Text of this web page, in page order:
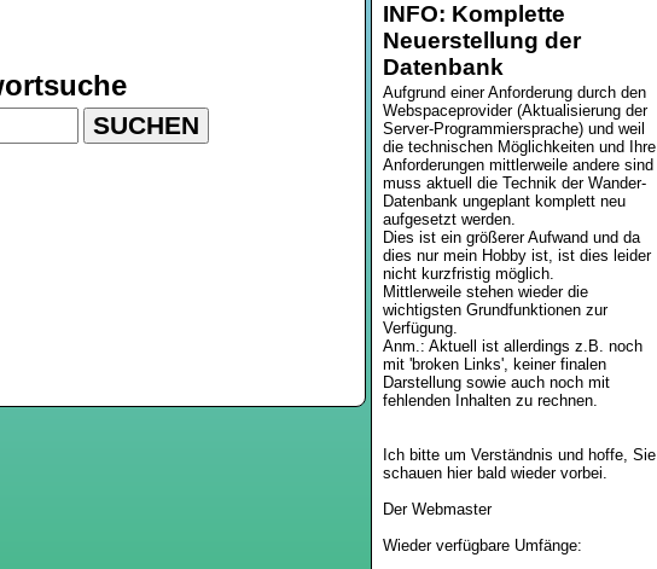
INFO: Komplette
Neuerstellung der
Datenbank
Aufgrund einer Anforderung durch den
Webspaceprovider (Aktualisierung der
Server-Programmiersprache) und weil
die technischen Möglichkeiten und Ihre
Anforderungen mittlerweile andere sind
muss aktuell die Technik der Wander-
Datenbank ungeplant komplett neu
aufgesetzt werden.
Dies ist ein größerer Aufwand und da
dies nur mein Hobby ist, ist dies leider
nicht kurzfristig möglich.
Mittlerweile stehen wieder die
wichtigsten Grundfunktionen zur
Verfügung.
Anm.: Aktuell ist allerdings z.B. noch
mit 'broken Links', keiner finalen
Darstellung sowie auch noch mit
fehlenden Inhalten zu rechnen.
Ich bitte um Verständnis und hoffe, Sie
schauen hier bald wieder vorbei.
Der Webmaster
Wieder verfügbare Umfänge: